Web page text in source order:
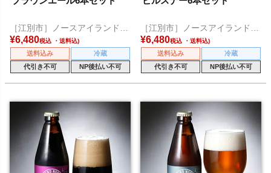
［江別市］ノースアイランドビ
ール
¥6,480税込
送料込み
冷蔵
代引き不可
NP後払い不可
［江別市］ノースアイランドビ
ール
¥6,480税込
送料込み
冷蔵
代引き不可
NP後払い不可